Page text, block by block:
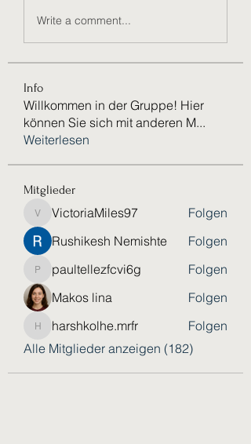
Write a comment...
Info
Willkommen in der Gruppe! Hier
können Sie sich mit anderen M...
Weiterlesen
Mitglieder
VictoriaMiles97
VictoriaMiles97
Folgen
Rushikesh Nemishte
Folgen
paultellezfcvi6g
paultellezfcvi6g
Folgen
Makos lina
Folgen
harshkolhe.mrfr
harshkolhe.mrfr
Folgen
Alle Mitglieder anzeigen (182)